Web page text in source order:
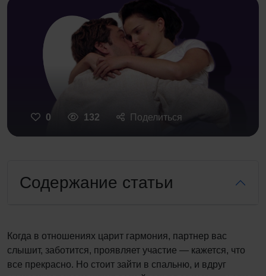
0 132 Поделиться
Содержание статьи
Когда в отношениях царит гармония, партнер вас
слышит, заботится, проявляет участие — кажется, что
все прекрасно. Но стоит зайти в спальню, и вдруг